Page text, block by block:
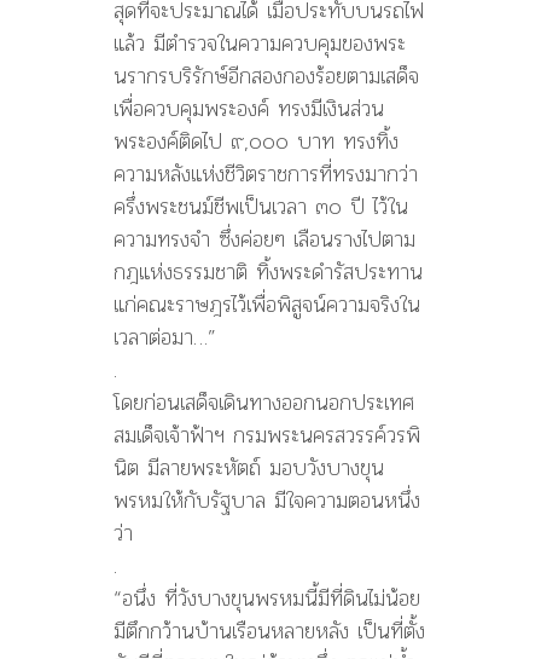
สุดที่จะประมาณได้ เมื่อประทับบนรถไฟ
แล้ว มีตำรวจในความควบคุมของพระ
นรากรบริรักษ์อีกสองกองร้อยตามเสด็จ
เพื่อควบคุมพระองค์ ทรงมีเงินส่วน
พระองค์ติดไป ๙,๐๐๐ บาท ทรงทิ้ง
ความหลังแห่งชีวิตราชการที่ทรงมากว่า
ครึ่งพระชนม์ชีพเป็นเวลา ๓๐ ปี ไว้ใน
ความทรงจำ ซึ่งค่อยๆ เลือนรางไปตาม
กฎแห่งธรรมชาติ ทิ้งพระดำรัสประทาน
แก่คณะราษฎรไว้เพื่อพิสูจน์ความจริงใน
เวลาต่อมา…”
.
โดยก่อนเสด็จเดินทางออกนอกประเทศ
สมเด็จเจ้าฟ้าฯ กรมพระนครสวรรค์วรพิ
นิต มีลายพระหัตถ์ มอบวังบางขุน
พรหมให้กับรัฐบาล มีใจความตอนหนึ่ง
ว่า
.
“อนึ่ง ที่วังบางขุนพรหมนี้มีที่ดินไม่น้อย
มีตึกกว้านบ้านเรือนหลายหลัง เป็นที่ตั้ง